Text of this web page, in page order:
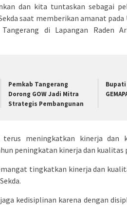
dan kita tuntaskan sebagai
saat memberikan amanat pada
di Lapangan Raden
Pemkab Tangerang
Dorong GOW Jadi Mitra
Strategis Pembangunan
terus meningkatkan kinerja dan
peningkatan kinerja dan kualitas
tingkatkan kinerja dan
kedisiplinan karena dengan